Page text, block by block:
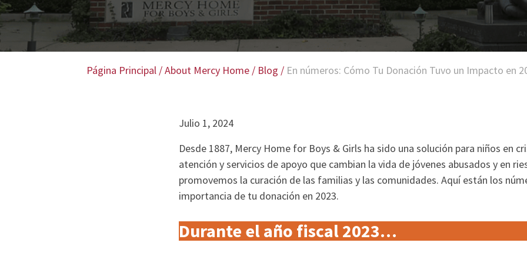
Página Principal /About Mercy Home / Blog / En números: Cómo Tu Donación Tuvo un Impacto en
Julio 1, 2024
Desde 1887, Mercy Home for Boys & Girls ha sido una solución para niños en
atención y servicios de apoyo que cambian la vida de jóvenes abusados y en
promovemos la curación de las familias y las comunidades. Aquí están los
importancia de tu donación en 2023.
Durante el año fiscal 2023…